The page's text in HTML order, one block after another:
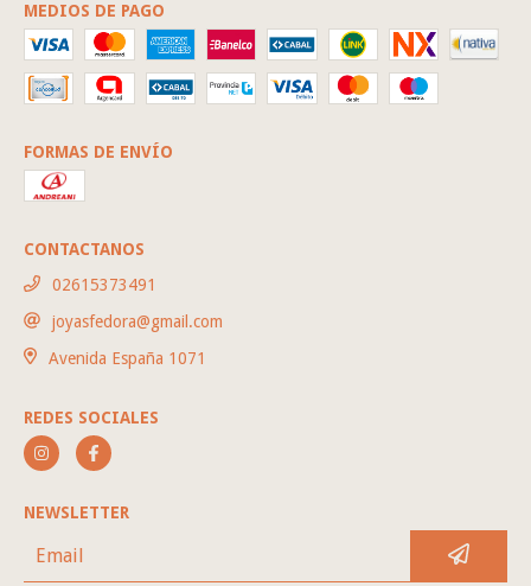
MEDIOS DE PAGO
FORMAS DE ENVÍO
CONTACTANOS
02615373491
joyasfedora@gmail.com
Avenida España 1071
REDES SOCIALES
NEWSLETTER